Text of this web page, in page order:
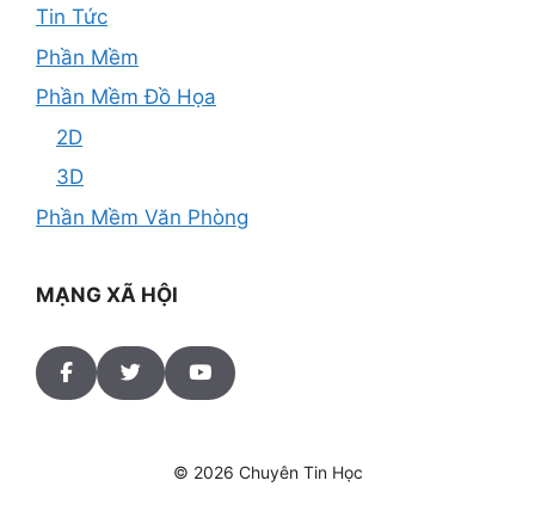
Tin Tức
Phần Mềm
Phần Mềm Đồ Họa
2D
3D
Phần Mềm Văn Phòng
MẠNG XÃ HỘI
© 2026 Chuyên Tin Học